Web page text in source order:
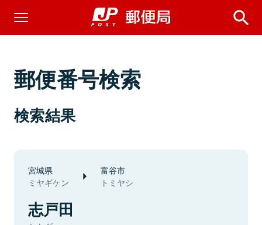
郵便番号検索
検索結果
宮城県
ミヤギケン
富谷市
トミヤシ
志戸田